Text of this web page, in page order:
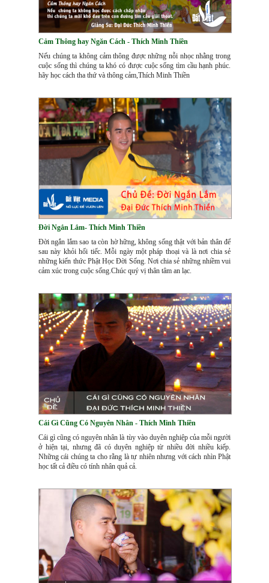
Cảm Thông hay Ngăn Cách - Thích Minh Thiền
Nếu chúng ta không cảm thông được những nỗi nhọc nhằng trong
cuộc sống thì chúng ta khó có được cuộc sống tìm cầu hạnh phúc.
hãy học cách tha thứ và thông cảm,Thích Minh Thiền
Đời Ngắn Lắm- Thích Minh Thiền
Đời ngắn lắm sao ta còn hờ hững, không sống thật với bản thân để
sau này khỏi hối tiếc. Mỗi ngày một pháp thoại và là nơi chia sẻ
những kiến thức Phật Học Đời Sống. Nơi chia sẻ những nhiềm vui
cảm xúc trong cuộc sống.Chúc quý vị thân tâm an lạc.
Cái Gì Cũng Có Nguyên Nhân - Thích Minh Thiền
Cái gì cũng có nguyên nhân là tùy vào duyên nghiệp của mỗi người
ở hiện tại, nhưng đã có duyên nghiệp từ nhiều đời nhiều kiếp.
Những cái chúng ta cho rằng là tự nhiên nhưng với cách nhìn Phật
học tất cả điều có tính nhân quả cả.